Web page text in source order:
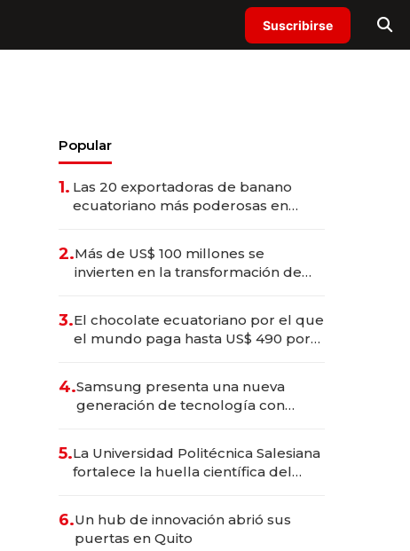
Suscribirse
Popular
1. Las 20 exportadoras de banano
ecuatoriano más poderosas en
2.Más de US$ 100 millones se
invierten en la transformación de
3.El chocolate ecuatoriano por el que
el mundo paga hasta US$ 490 por
4.Samsung presenta una nueva
generación de tecnología con
5.La Universidad Politécnica Salesiana
fortalece la huella científica del
6.Un hub de innovación abrió sus
puertas en Quito